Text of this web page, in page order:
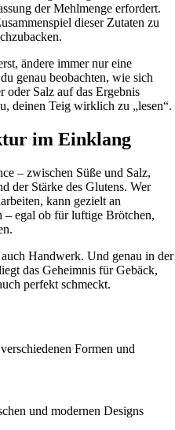
der Mehlmenge erfordert.
dieser Zutaten zu
ändere immer nur eine
genau beobachten, wie sich
oder Salz auf das Ergebnis
deinen Teig wirklich zu „lesen“.
im Einklang
– zwischen Süße und Salz,
der Stärke des Glutens. Wer
kann gezielt an
– egal ob für luftige Brötchen,
Handwerk. Und genau in der
das Geheimnis für Gebäck,
perfekt schmeckt.
Formen und
und modernen Designs